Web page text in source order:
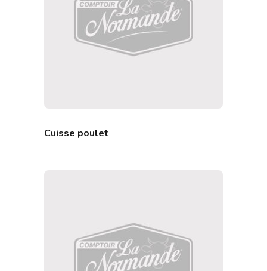
Cuisse poulet